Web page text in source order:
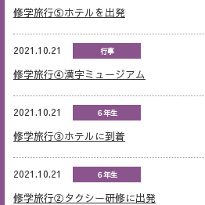
修学旅行⑤ホテルを出発
2021.10.21 行事
修学旅行④漢字ミュージアム
2021.10.21 ６年生
修学旅行③ホテルに到着
2021.10.21 ６年生
修学旅行②タクシー研修に出発